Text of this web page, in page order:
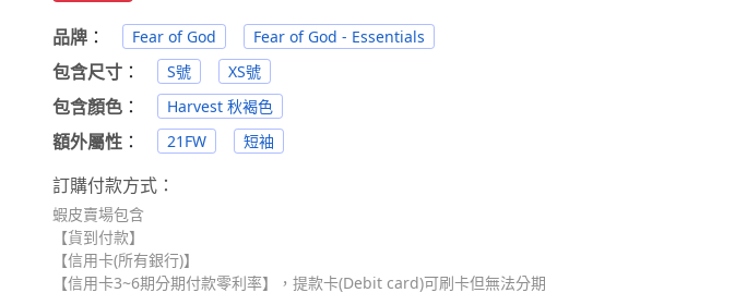
品牌 ： Fear of God Fear of God - Essentials
包含尺寸 ： S號 XS號
包含顏色 ： Harvest 秋褐色
額外屬性 ： 21FW 短袖
訂購付款方式：
蝦皮賣場包含
【貨到付款】
【信用卡(所有銀行)】
【信用卡3~6期分期付款零利率】，提款卡(Debit card)可刷卡但無法分期